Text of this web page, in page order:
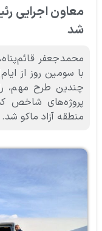
معاون اجرایی
شد
محمدجعفر
با سومین روز از
چندین طرح مهم،
پروژه‌های شاخص
منطقه آزاد ماکو شد.